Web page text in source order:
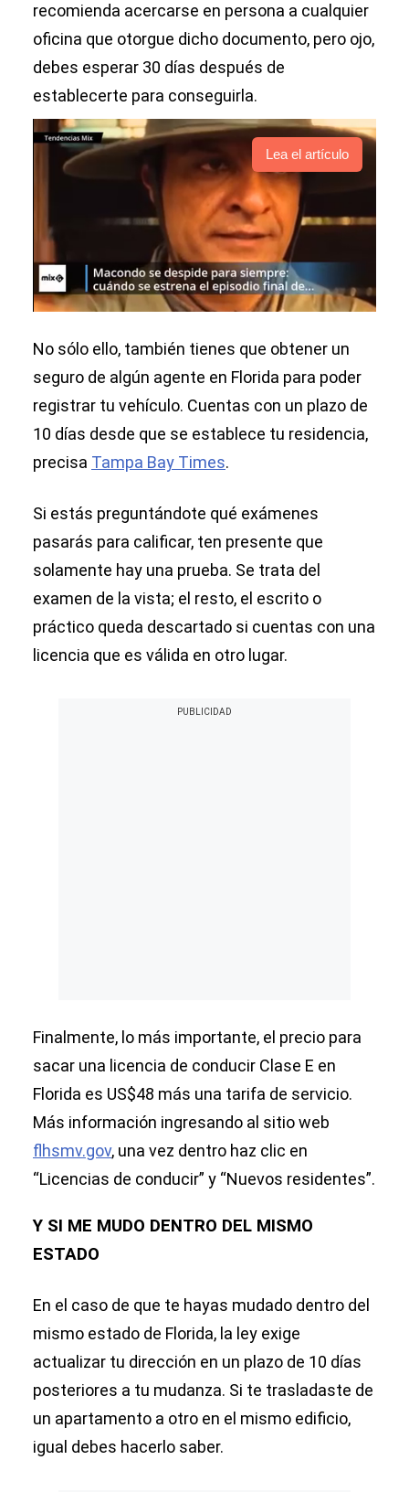
recomienda acercarse en persona a cualquier
oficina que otorgue dicho documento, pero ojo,
debes esperar 30 días después de
establecerte para conseguirla.
Lea el artículo
No sólo ello, también tienes que obtener un
seguro de algún agente en Florida para poder
registrar tu vehículo. Cuentas con un plazo de
10 días desde que se establece tu residencia,
precisa Tampa Bay Times.
Si estás preguntándote qué exámenes
pasarás para calificar, ten presente que
solamente hay una prueba. Se trata del
examen de la vista; el resto, el escrito o
práctico queda descartado si cuentas con una
licencia que es válida en otro lugar.
Finalmente, lo más importante, el precio para
sacar una licencia de conducir Clase E en
Florida es US$48 más una tarifa de servicio.
Más información ingresando al sitio web
flhsmv.gov, una vez dentro haz clic en
“Licencias de conducir” y “Nuevos residentes”.
Y SI ME MUDO DENTRO DEL MISMO
ESTADO
En el caso de que te hayas mudado dentro del
mismo estado de Florida, la ley exige
actualizar tu dirección en un plazo de 10 días
posteriores a tu mudanza. Si te trasladaste de
un apartamento a otro en el mismo edificio,
igual debes hacerlo saber.